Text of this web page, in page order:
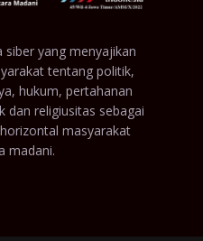
siber yang menyajikan
tentang politik,
hukum, pertahanan
dan religiusitas sebagai
masyarakat
madani.